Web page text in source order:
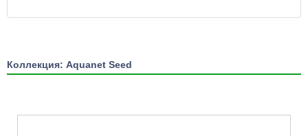
Коллекция: Aquanet Seed